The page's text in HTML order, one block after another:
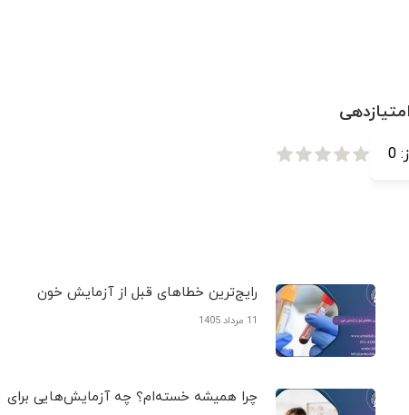
امتیازدهی
0
رایج‌ترین خطاهای قبل از آزمایش خون
11 مرداد 1405
چرا همیشه خسته‌ام؟ چه آزمایش‌هایی برای